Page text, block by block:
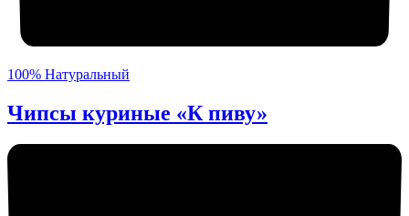
100% Натуральный
Чипсы куриные «К пиву»